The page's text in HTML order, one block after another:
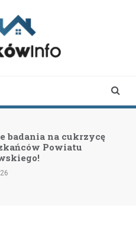
badania na cukrzycę
Powiatu